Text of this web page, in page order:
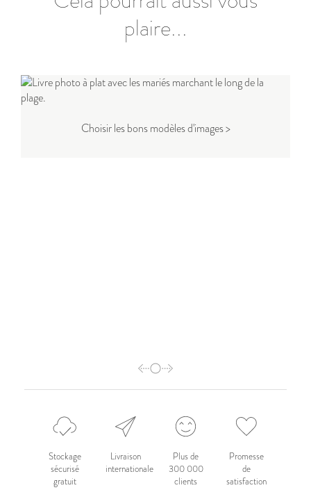
plaire...
Choisir les bons modèles d'images >
Stockage
sécurisé
gratuit
Livraison
internationale
Plus de
300 000
clients
Promesse
de
satisfaction